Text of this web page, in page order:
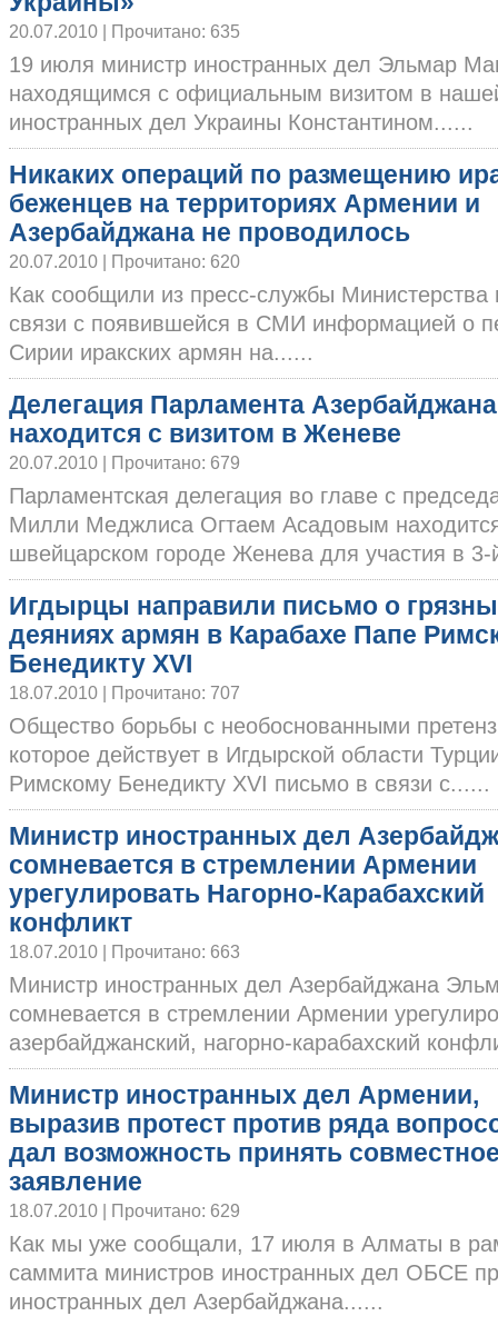
20.07.2010 | Прочитано: 635
19 июля министр иностранных дел Эльмар
находящимся с официальным визитом в
иностранных дел Украины Константином......
Никаких операций по размещению
беженцев на территориях Армении и
Азербайджана не проводилось
20.07.2010 | Прочитано: 620
Как сообщили из пресс-службы Министерства
связи с появившейся в СМИ информацией о
Сирии иракских армян на......
Делегация Парламента Азербайджана
находится с визитом в Женеве
20.07.2010 | Прочитано: 679
Парламентская делегация во главе с
Милли Меджлиса Огтаем Асадовым
швейцарском городе Женева для участия в
Игдырцы направили письмо о
деяниях армян в Карабахе Папе
Бенедикту XVI
18.07.2010 | Прочитано: 707
Общество борьбы с необоснованными
которое действует в Игдырской области
Римскому Бенедикту XVI письмо в связи с......
Министр иностранных дел
сомневается в стремлении Армении
урегулировать Нагорно-Карабахский
конфликт
18.07.2010 | Прочитано: 663
Министр иностранных дел Азербайджана
сомневается в стремлении Армении
азербайджанский, нагорно-карабахский
Министр иностранных дел Армении,
выразив протест против ряда
дал возможность принять
заявление
18.07.2010 | Прочитано: 629
Как мы уже сообщали, 17 июля в Алматы в
саммита министров иностранных дел ОБСЕ
иностранных дел Азербайджана......